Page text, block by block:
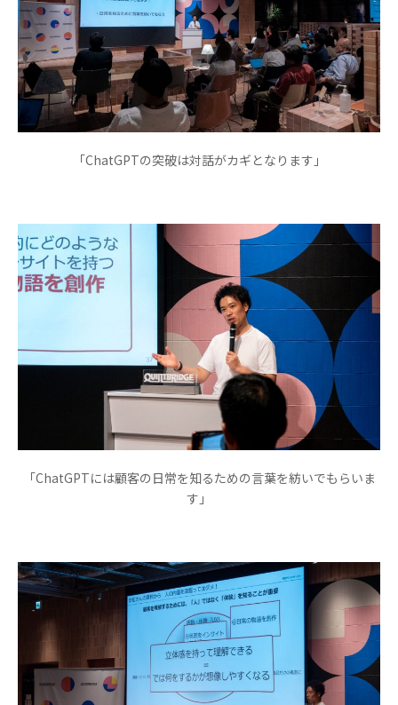
「ChatGPTの突破は対話がカギとなります」
「ChatGPTには顧客の日常を知るための言葉を紡いでもらいま
す」